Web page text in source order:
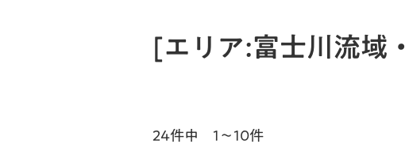
[エリア:富士川流域
24件中 1～10件